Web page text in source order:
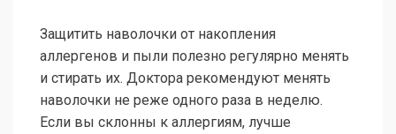
Защитить наволочки от накопления
аллергенов и пыли полезно регулярно менять
и стирать их. Доктора рекомендуют менять
наволочки не реже одного раза в неделю.
Если вы склонны к аллергиям, лучше